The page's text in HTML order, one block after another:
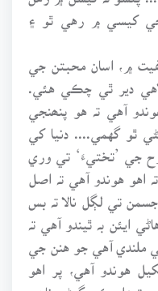
جي کيسي ۾ رهي ٿو ۽
۾، اسان محبتن جي
دير ٿي چڪي هئي.
آهي تہ هو پنھنجي
ٿو گهمي.... دنيا کي
روح جي ’تختيءَ‘ تي وري
اهو هوندو آهي تہ اصل
تي لڳل نالا تہ بس
ايئن بہ ٿيندو آهي تہ
آهي جو هنن جي
هوندو آهي، پر اهو
تعداد ڪو گهڻو ناهي